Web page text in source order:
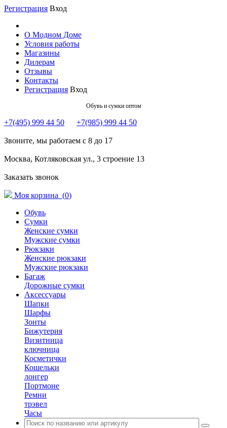
Регистрация Вход
О Модном Доме
Условия работы
Магазины
Дилерам
Отзывы
Контакты
Регистрация Вход
Обувь и сумки оптом
+7(495) 999 44 50 +7(985) 999 44 50
Звоните, мы работаем с 8 до 17
Москва, Котляковская ул., 3 строение 13
Заказать звонок
Моя корзина (0)
Обувь
Сумки
Женские сумки
Мужские сумки
Рюкзаки
Женские рюкзаки
Мужские рюкзаки
Багаж
Дорожные сумки
Аксессуары
Шапки
Шарфы
Зонты
Бижутерия
Визитница
ключница
Косметички
Кошельки
лонгер
Портмоне
Ремни
трэвел
Часы